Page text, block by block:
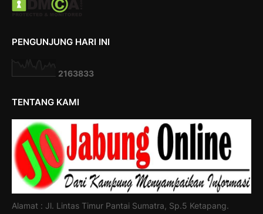
PENGUNJUNG HARI INI
2163833
TENTANG KAMI
Alamat : Jl. Lintas Timur Pantai Sumatra, Sp.5 Ketapang.